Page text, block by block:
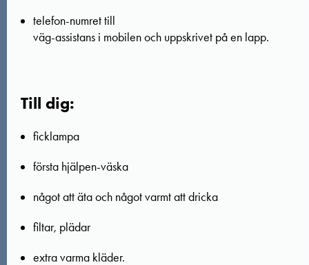
telefon-numret till
väg-assistans i mobilen och uppskrivet på en lapp.
Till dig:
ficklampa
första hjälpen-väska
något att äta och något varmt att dricka
filtar, plädar
extra varma kläder.